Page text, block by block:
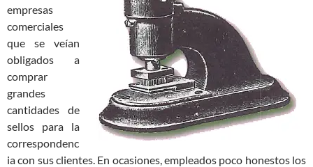
empresas
comerciales
que se veían
obligados a
comprar
grandes
cantidades de
sellos para la
correspondenc
ia con sus clientes. En ocasiones, empleados poco honestos los